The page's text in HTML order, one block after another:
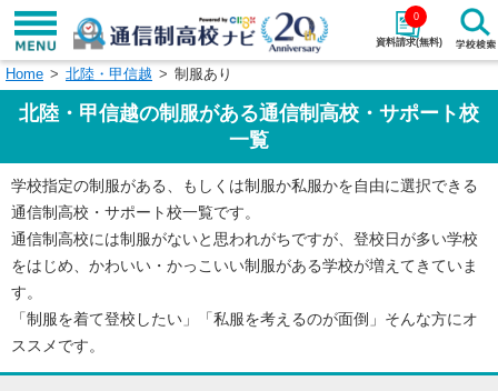
資料請求(無料)
0
学校名で探す
エリアから探す 特徴から探す
エリアを選択して探す
関東
東海
Home 北陸・甲信越 制服あり
北陸・甲信越の制服がある通信制高校・サポート校
一覧
学校指定の制服がある、もしくは制服か私服かを自由に選択できる
通信制高校・サポート校一覧です。
通信制高校には制服がないと思われがちですが、登校日が多い学校
をはじめ、かわいい・かっこいい制服がある学校が増えてきていま
す。
「制服を着て登校したい」「私服を考えるのが面倒」そんな方にオ
ススメです。